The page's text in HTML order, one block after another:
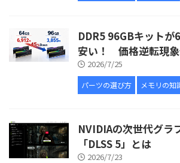
DDR5 96GBキットが
安い！ 価格逆転現
2026/7/25
パーツの選び方 メモリの知
NVIDIAの次世代グラ
「DLSS 5」とは
2026/7/23